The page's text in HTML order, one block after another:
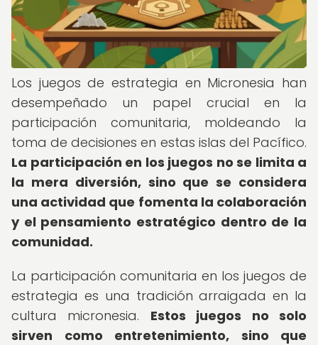
Los juegos de estrategia en Micronesia han
desempeñado un papel crucial en la
participación comunitaria, moldeando la
toma de decisiones en estas islas del Pacífico.
La participación en los juegos no se limita a
la mera diversión, sino que se considera
una actividad que fomenta la colaboración
y el pensamiento estratégico dentro de la
comunidad.
La participación comunitaria en los juegos de
estrategia es una tradición arraigada en la
cultura micronesia. Estos juegos no solo
sirven como entretenimiento, sino que